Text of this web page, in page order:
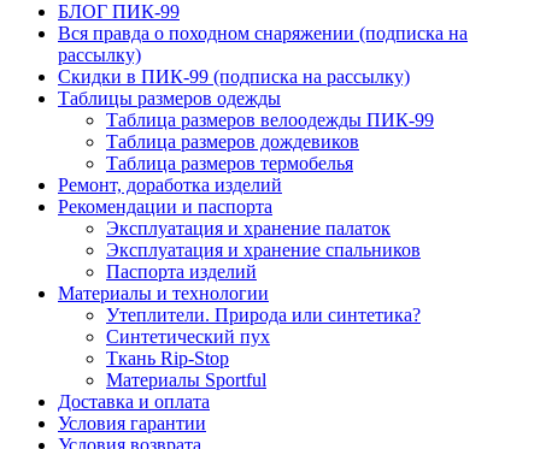
БЛОГ ПИК-99
Вся правда о походном снаряжении (подписка на
рассылку)
Скидки в ПИК-99 (подписка на рассылку)
Таблицы размеров одежды
Таблица размеров велоодежды ПИК-99
Таблица размеров дождевиков
Таблица размеров термобелья
Ремонт, доработка изделий
Рекомендации и паспорта
Эксплуатация и хранение палаток
Эксплуатация и хранение спальников
Паспорта изделий
Материалы и технологии
Утеплители. Природа или синтетика?
Синтетический пух
Ткань Rip-Stop
Материалы Sportful
Доставка и оплата
Условия гарантии
Условия возврата